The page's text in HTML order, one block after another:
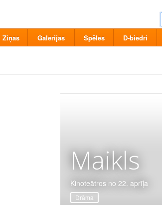
Ziņas Galerijas Spēles D-biedri
Maikls
Kinoteātros no 22. aprīļa
Drāma